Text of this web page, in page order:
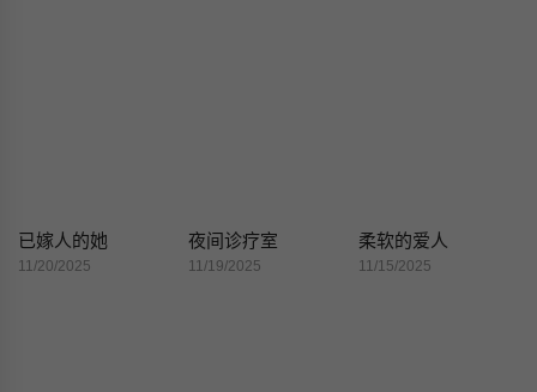
已嫁人的她
11/20/2025
夜间诊疗室
11/19/2025
柔软的爱人
11/15/2025